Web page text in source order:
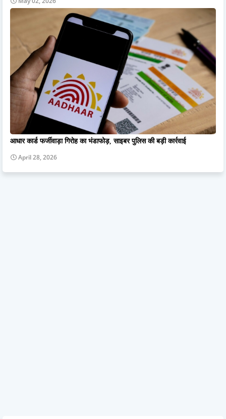
आधार कार्ड फर्जीवाड़ा गिरोह का भंडाफोड़, साइबर पुलिस की बड़ी कार्रवाई
April 28, 2026